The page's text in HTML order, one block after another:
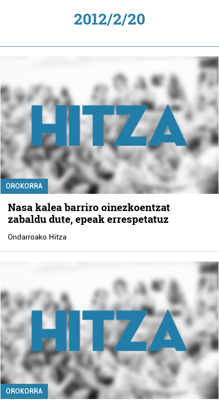
2012/2/20
OROKORRA
Nasa kalea barriro oinezkoentzat
zabaldu dute, epeak errespetatuz
Ondarroako Hitza
OROKORRA